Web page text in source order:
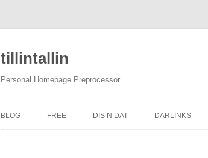
tillintallin
Personal Homepage Preprocessor
BLOG FREE DIS’N’DAT DARLINKS